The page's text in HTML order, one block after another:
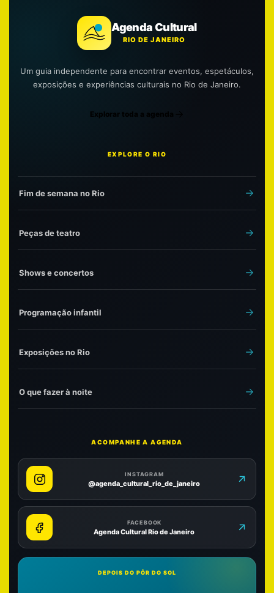
Agenda Cultural
RIO DE JANEIRO
Um guia independente para encontrar eventos, espetáculos,
exposições e experiências culturais no Rio de Janeiro.
Explorar toda a agenda
EXPLORE O RIO
Fim de semana no Rio
Peças de teatro
Shows e concertos
Programação infantil
Exposições no Rio
O que fazer à noite
ACOMPANHE A AGENDA
INSTAGRAM
@agenda_cultural_rio_de_janeiro
FACEBOOK
Agenda Cultural Rio de Janeiro
DEPOIS DO PÔR DO SOL